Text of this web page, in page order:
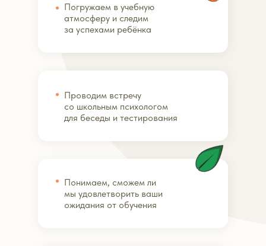
Понимаем, сможем ли
мы удовлетворить ваши
ожидания от обучения
Погружаем в учебную
атмосферу и следим
за успехами ребёнка
Проводим встречу
со школьным психологом
для беседы и тестирования